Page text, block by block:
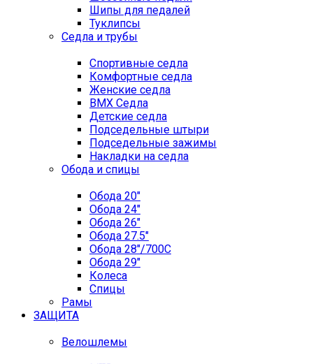
Шипы для педалей
Туклипсы
Седла и трубы
Спортивные седла
Комфортные седла
Женские седла
BMX Седла
Детские седла
Подседельные штыри
Подседельные зажимы
Накладки на седла
Обода и спицы
Обода 20"
Обода 24"
Обода 26"
Обода 27.5"
Обода 28"/700C
Обода 29"
Колеса
Спицы
Рамы
ЗАЩИТА
Велошлемы